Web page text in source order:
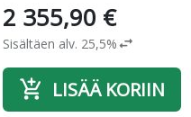
2 355,90 €
Sisältäen alv. 25,5%swap_horiz
add_shopping_cart LISÄÄ KORIIN